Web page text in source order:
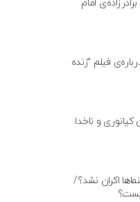
امام
فیلم “زنده
کیانوری و ناخدا
اکران نشد؟/